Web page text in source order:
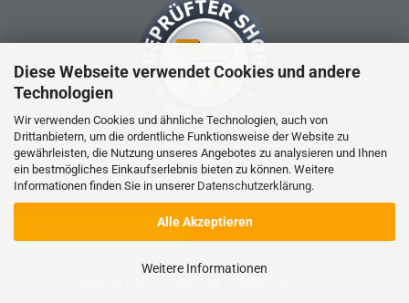
Diese Webseite verwendet Cookies und andere
Technologien
Wir verwenden Cookies und ähnliche Technologien, auch von
Drittanbietern, um die ordentliche Funktionsweise der Website zu
gewährleisten, die Nutzung unseres Angebotes zu analysieren und Ihnen
ein bestmögliches Einkaufserlebnis bieten zu können. Weitere
Informationen finden Sie in unserer Datenschutzerklärung.
Alle Akzeptieren
Weitere Informationen
RC-Produkte sind kein Spielzeug und nicht für Kinder unter 14
Jahren geeignet.
VERTRAG WIDERRUFEN